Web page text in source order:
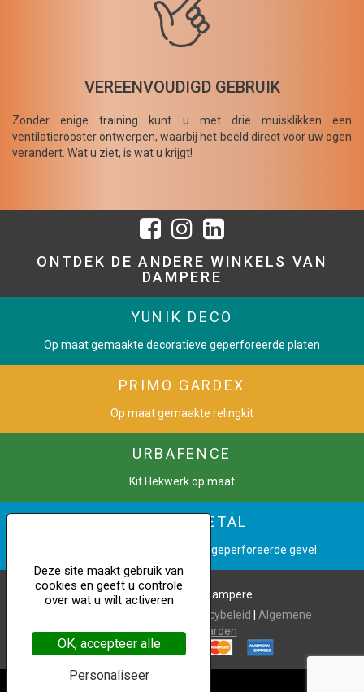
VEREENVOUDIGD GEBRUIK
Zonder enige training kunt u met drie muisklikken een
ventilatierooster ontwerpen, waarbij het beeld direct voor uw ogen
verandert. Wat u ziet, is wat u krijgt!
ONTDEK DE ANDERE WINKELS VAN
DAMPERE
YUNIK DECO
Op maat gemaakte decoratieve geperforeerde platen
PRIMO GARDEX
Op maat gemaakte relingkit
URBAFENCE
Kit Hekwerk op maat
CINETIC METAL
Verander een afbeelding in een geperforeerde gevel
Copyright © 2021 Dampere
Privacybeleid
Algemene
verkoopvoorwaarden
Deze site maakt gebruik van
cookies en geeft u controle
over wat u wilt activeren
OK, accepteer alle
Personaliseer